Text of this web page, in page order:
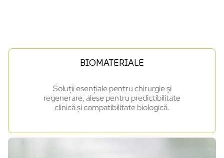
BIOMATERIALE
Soluții esențiale pentru chirurgie și
regenerare, alese pentru predictibilitate
clinică și compatibilitate biologică.